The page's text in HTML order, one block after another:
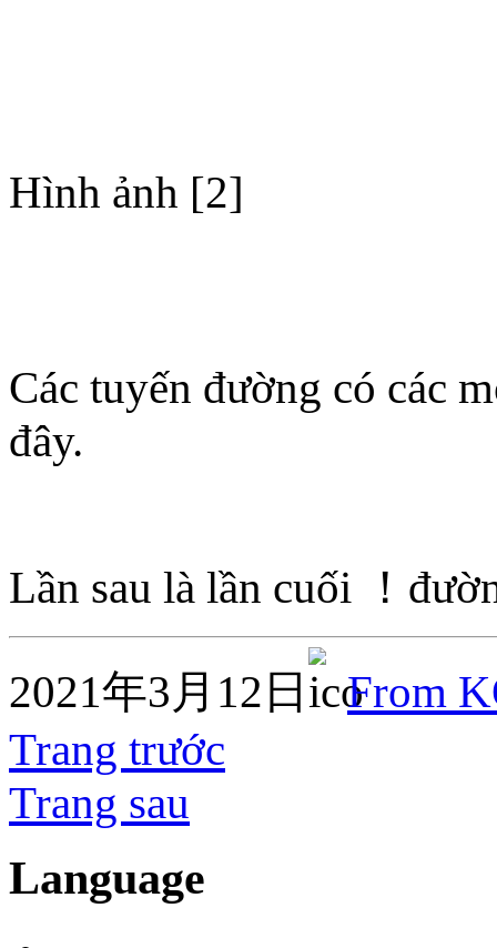
Hình ảnh [2]
Các tuyến đường có các
đây.
Lần sau là lần cuối ！
2021年3月12日
From
Trang trước
Trang sau
Language